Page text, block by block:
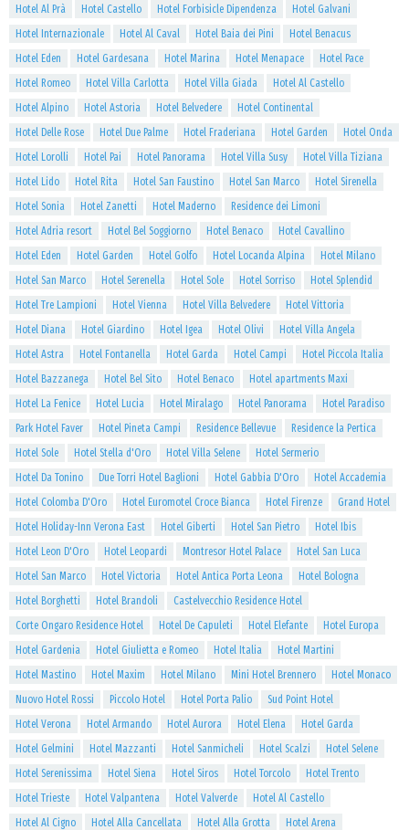
Hotel Al Prà
Hotel Castello Hotel Forbisicle Dipendenza
Hotel Galvani
Hotel Internazionale
Hotel Al Caval Hotel Baia dei Pini
Hotel Benacus
Hotel Eden
Hotel Gardesana Hotel Marina Hotel Menapace
Hotel Pace
Hotel Romeo
Hotel Villa Carlotta Hotel Villa Giada
Hotel Al Castello
Hotel Alpino
Hotel Astoria Hotel Belvedere
Hotel Continental
Hotel Delle Rose
Hotel Due Palme Hotel Fraderiana Hotel Garden
Hotel Onda
Hotel Lorolli
Hotel Pai Hotel Panorama Hotel Villa Susy
Hotel Villa Tiziana
Hotel Lido
Hotel Rita Hotel San Faustino Hotel San Marco
Hotel Sirenella
Hotel Sonia
Hotel Zanetti Hotel Maderno
Residence dei Limoni
Hotel Adria resort
Hotel Bel Soggiorno Hotel Benaco
Hotel Cavallino
Hotel Eden
Hotel Garden Hotel Golfo Hotel Locanda Alpina
Hotel Milano
Hotel San Marco
Hotel Serenella Hotel Sole Hotel Sorriso
Hotel Splendid
Hotel Tre Lampioni
Hotel Vienna Hotel Villa Belvedere
Hotel Vittoria
Hotel Diana
Hotel Giardino Hotel Igea Hotel Olivi
Hotel Villa Angela
Hotel Astra
Hotel Fontanella Hotel Garda Hotel Campi
Hotel Piccola Italia
Hotel Bazzanega
Hotel Bel Sito Hotel Benaco
Hotel apartments Maxi
Hotel La Fenice
Hotel Lucia Hotel Miralago Hotel Panorama
Hotel Paradiso
Park Hotel Faver
Hotel Pineta Campi Residence Bellevue
Residence la Pertica
Hotel Sole
Hotel Stella d'Oro Hotel Villa Selene
Hotel Sermerio
Hotel Da Tonino
Due Torri Hotel Baglioni Hotel Gabbia D'Oro
Hotel Accademia
Hotel Colomba D'Oro
Hotel Euromotel Croce Bianca Hotel Firenze
Grand Hotel
Hotel Holiday-Inn Verona East
Hotel Giberti Hotel San Pietro
Hotel Ibis
Hotel Leon D'Oro
Hotel Leopardi Montresor Hotel Palace
Hotel San Luca
Hotel San Marco
Hotel Victoria Hotel Antica Porta Leona
Hotel Bologna
Hotel Borghetti
Hotel Brandoli
Castelvecchio Residence Hotel
Corte Ongaro Residence Hotel
Hotel De Capuleti Hotel Elefante
Hotel Europa
Hotel Gardenia
Hotel Giulietta e Romeo Hotel Italia
Hotel Martini
Hotel Mastino
Hotel Maxim Hotel Milano Mini Hotel Brennero
Hotel Monaco
Nuovo Hotel Rossi
Piccolo Hotel Hotel Porta Palio
Sud Point Hotel
Hotel Verona
Hotel Armando Hotel Aurora Hotel Elena
Hotel Garda
Hotel Gelmini
Hotel Mazzanti Hotel Sanmicheli Hotel Scalzi
Hotel Selene
Hotel Serenissima
Hotel Siena Hotel Siros Hotel Torcolo
Hotel Trento
Hotel Trieste
Hotel Valpantena Hotel Valverde
Hotel Al Castello
Hotel Al Cigno
Hotel Alla Cancellata Hotel Alla Grotta
Hotel Arena